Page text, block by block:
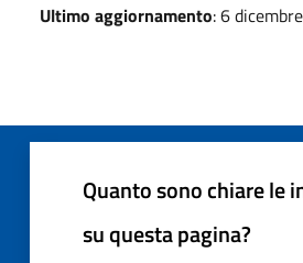
Ultimo aggiornamento: 6
Quanto sono chiare le
su questa pagina?